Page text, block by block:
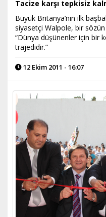
Tacize karşı tepkisiz
Büyük Britanya’nın ilk
siyasetçi Walpole, bir sözün
“Dünya düşünenler için bir
trajedidir.”
12 Ekim 2011 - 16:07